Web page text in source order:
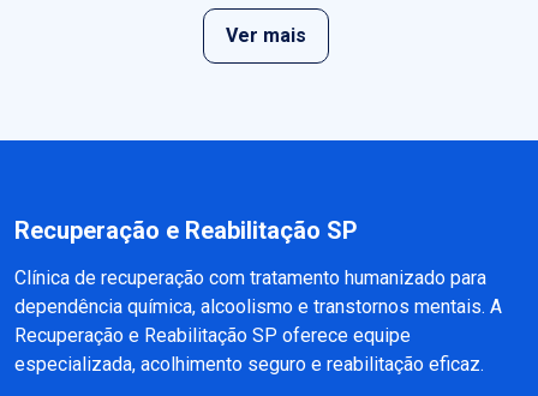
Ver mais
Recuperação e Reabilitação SP
Clínica de recuperação com tratamento humanizado para
dependência química, alcoolismo e transtornos mentais. A
Recuperação e Reabilitação SP oferece equipe
especializada, acolhimento seguro e reabilitação eficaz.